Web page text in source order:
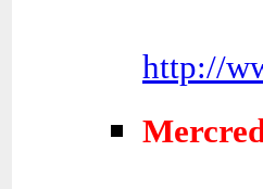
http://